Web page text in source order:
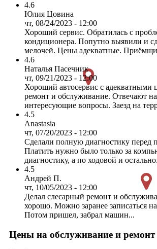
4.6
Юлия Цовина
чт, 08/24/2023 - 12:00
Хороший сервис. Обратилась с
кондиционера. Попутно выявили и
мелочей. Цены адекватные.
4.6
Наталья Пасечник
чт, 09/21/2023 - 12:00
Хороший автосервис с адекватными
ремонт и обслуживание. Отвечают
интересующие вопросы. Заезд на
4.5
Anastasia
чт, 07/20/2023 - 12:00
Сделали полную диагностику перед
Платить нужно было только за
диагностику, а по ходовой и
4.5
Андрей П.
чт, 10/05/2023 - 12:00
Делал слесарный ремонт и
хорошо. Можно заранее записаться
Потом пришел, забрал машин...
Цены на обслуживание и